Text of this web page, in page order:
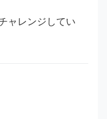
ャレンジしてい